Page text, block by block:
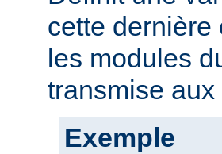
cette
les modules
transmise
Exemple